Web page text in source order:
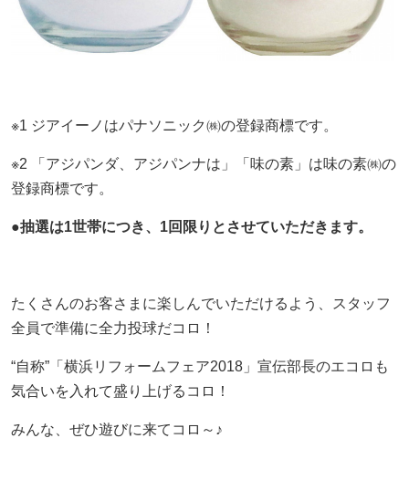
※1 ジアイーノはパナソニック㈱の登録商標です。
※2 「アジパンダ、アジパンナは」「味の素」は味の素㈱の
登録商標です。
●抽選は1世帯につき、1回限りとさせていただきます。
たくさんのお客さまに楽しんでいただけるよう、スタッフ
全員で準備に全力投球だコロ！
“自称”「横浜リフォームフェア2018」宣伝部長のエコロも
気合いを入れて盛り上げるコロ！
みんな、ぜひ遊びに来てコロ～♪